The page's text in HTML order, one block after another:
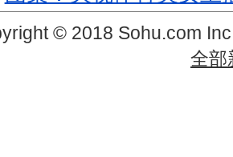
© 2018 Sohu.com
全部